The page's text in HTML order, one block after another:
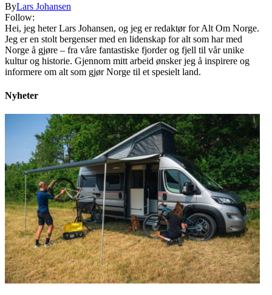
ByLars Johansen
Follow:
Hei, jeg heter Lars Johansen, og jeg er redaktør for Alt Om Norge.
Jeg er en stolt bergenser med en lidenskap for alt som har med
Norge å gjøre – fra våre fantastiske fjorder og fjell til vår unike
kultur og historie. Gjennom mitt arbeid ønsker jeg å inspirere og
informere om alt som gjør Norge til et spesielt land.
Nyheter